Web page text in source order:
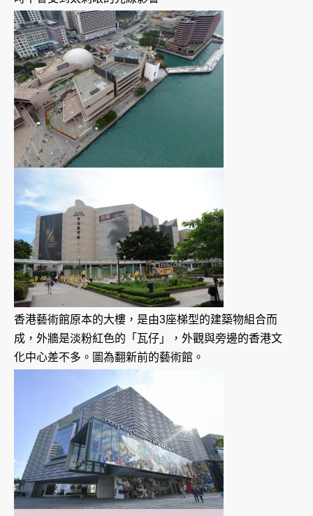
香港藝術館原本的大樓，是由3座梯型的建築物組合而
成，外牆是淡粉紅色的「瓦仔」，外觀與旁邊的香港文
化中心差不多。圖為翻新前的藝術館。